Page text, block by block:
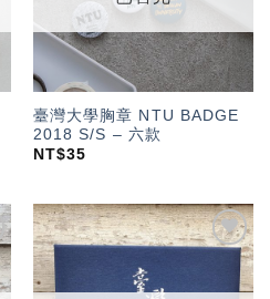
臺灣大學胸章 NTU BADGE
2018 S/S – 六款
NT$35
加入
「願
望輕